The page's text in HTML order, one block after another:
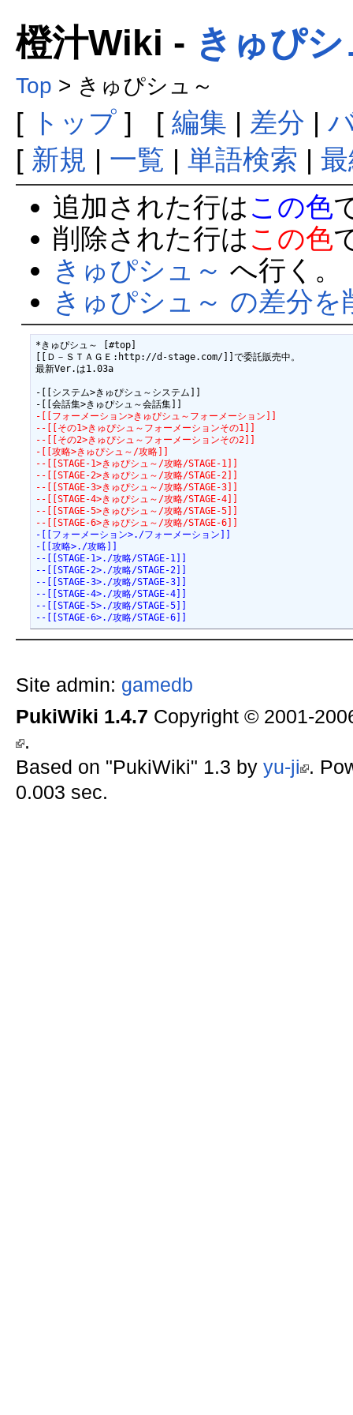
橙汁Wiki - きゅぴ
Top > きゅぴシュ～
[ トップ] [ 編集 | 差分 |
[ 新規 | 一覧 | 単語検索 |
追加された行は この色
削除された行は この色
きゅぴシュ～ へ行く。
きゅぴシュ～ の差分を
*きゅぴシュ～ [#top]
[[Ｄ－ＳＴＡＧＥ:http://d-stage.com/]]で委託販売中。
最新Ver.は1.03a
-[[システム>きゅぴシュ～システム]]
-[[フォーメーション>きゅぴシュ～フォーメーション]]
--[[その1>きゅぴシュ～フォーメーションその1]]
--[[その2>きゅぴシュ～フォーメーションその2]]
-[[攻略>きゅぴシュ～/攻略]]
--[[STAGE-1>きゅぴシュ～/攻略/STAGE-1]]
--[[STAGE-2>きゅぴシュ～/攻略/STAGE-2]]
--[[STAGE-3>きゅぴシュ～/攻略/STAGE-3]]
--[[STAGE-4>きゅぴシュ～/攻略/STAGE-4]]
--[[STAGE-5>きゅぴシュ～/攻略/STAGE-5]]
--[[STAGE-6>きゅぴシュ～/攻略/STAGE-6]]
-[[フォーメーション>./フォーメーション]]
-[[攻略>./攻略]]
--[[STAGE-1>./攻略/STAGE-1]]
--[[STAGE-2>./攻略/STAGE-2]]
--[[STAGE-3>./攻略/STAGE-3]]
--[[STAGE-4>./攻略/STAGE-4]]
--[[STAGE-5>./攻略/STAGE-5]]
--[[STAGE-6>./攻略/STAGE-6]]
Site admin: gamedb
PukiWiki 1.4.7 Copyright © 2001-
.
Based on "PukiWiki" 1.3 by yu-ji .
0.003 sec.